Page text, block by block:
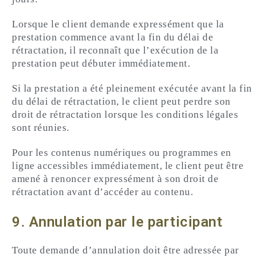
Lorsque le client demande expressément que la
prestation commence avant la fin du délai de
rétractation, il reconnaît que l’exécution de la
prestation peut débuter immédiatement.
Si la prestation a été pleinement exécutée avant la fin
du délai de rétractation, le client peut perdre son
droit de rétractation lorsque les conditions légales
sont réunies.
Pour les contenus numériques ou programmes en
ligne accessibles immédiatement, le client peut être
amené à renoncer expressément à son droit de
rétractation avant d’accéder au contenu.
9. Annulation par le participant
Toute demande d’annulation doit être adressée par